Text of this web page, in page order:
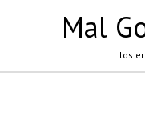
Mal
los